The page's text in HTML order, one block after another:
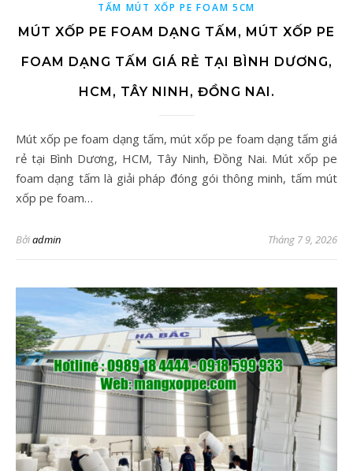
TẤM MÚT XỐP PE FOAM 5CM
MÚT XỐP PE FOAM DẠNG TẤM, MÚT XỐP PE
FOAM DẠNG TẤM GIÁ RẺ TẠI BÌNH DƯƠNG,
HCM, TÂY NINH, ĐỒNG NAI.
Mút xốp pe foam dạng tấm, mút xốp pe foam dạng tấm giá
rẻ tại Bình Dương, HCM, Tây Ninh, Đồng Nai. Mút xốp pe
foam dạng tấm là giải pháp đóng gói thông minh, tấm mút
xốp pe foam…
Bởiadmin Tháng 7 9, 2026